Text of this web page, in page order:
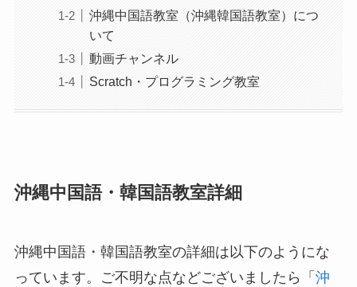
沖縄中国語教室（沖縄韓国語教室）につ
いて
動画チャンネル
Scratch・プログラミング教室
沖縄中国語・韓国語教室詳細
沖縄中国語・韓国語教室の詳細は以下のようにな
っています。ご不明な点などございましたら「 沖